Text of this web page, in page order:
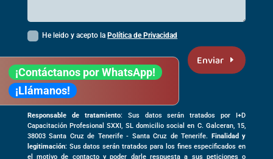
He leido y acepto laPolítica de Privacidad
Enviar
Responsable de tratamiento: Sus datos serán tratados por I+D
Capacitación Profesional SXXI, SL domicilio social en C. Galceran, 15,
38003Santa Cruz de Tenerife - Santa Cruz de Tenerife. Finalidad y
legitimación: Sus datos serán tratados para los fines especificados en
el motivo de contacto y poder darle respuesta a sus peticiones o
¡Contáctanos por WhatsApp!
¡Llámanos!